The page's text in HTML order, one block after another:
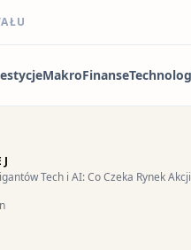
MakroFinanse
Tech i AI: Co Czeka Rynek